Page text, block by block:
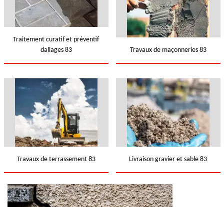
Traitement curatif et préventif
dallages 83
Travaux de maçonneries 83
Travaux de terrassement 83 Livraison gravier et sable 83